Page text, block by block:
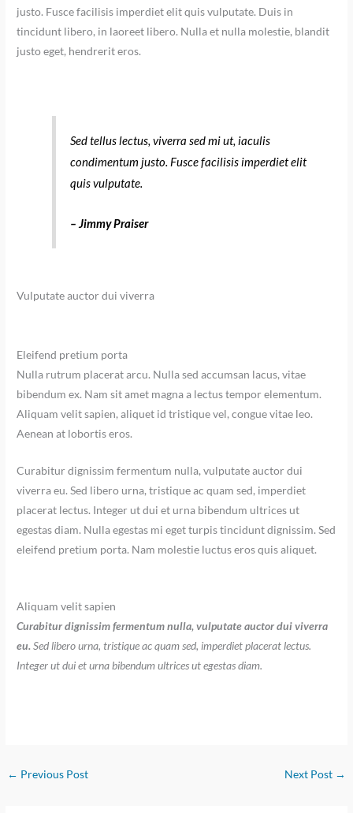
justo. Fusce facilisis imperdiet elit quis vulputate. Duis in
tincidunt libero, in laoreet libero. Nulla et nulla molestie, blandit
justo eget, hendrerit eros.
Sed tellus lectus, viverra sed mi ut, iaculis
condimentum justo. Fusce facilisis imperdiet elit
quis vulputate.
– Jimmy Praiser
Vulputate auctor dui viverra
Eleifend pretium porta
Nulla rutrum placerat arcu. Nulla sed accumsan lacus, vitae
bibendum ex. Nam sit amet magna a lectus tempor elementum.
Aliquam velit sapien, aliquet id tristique vel, congue vitae leo.
Aenean at lobortis eros.
Curabitur dignissim fermentum nulla, vulputate auctor dui
viverra eu. Sed libero urna, tristique ac quam sed, imperdiet
placerat lectus. Integer ut dui et urna bibendum ultrices ut
egestas diam. Nulla egestas mi eget turpis tincidunt dignissim. Sed
eleifend pretium porta. Nam molestie luctus eros quis aliquet.
Aliquam velit sapien
Curabitur dignissim fermentum nulla, vulputate auctor dui viverra
eu. Sed libero urna, tristique ac quam sed, imperdiet placerat lectus.
Integer ut dui et urna bibendum ultrices ut egestas diam.
← Previous Post Next Post →